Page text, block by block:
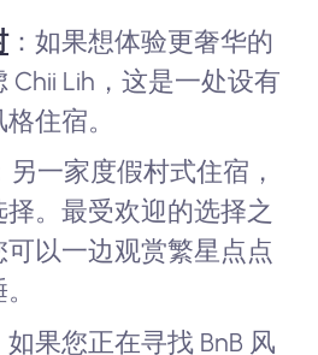
：如果想体验更奢华的
Chii Lih，这是一处设有
住宿。
另一家度假村式住宿，
。最受欢迎的选择之
可以一边观赏繁星点点
如果您正在寻找 BnB 风